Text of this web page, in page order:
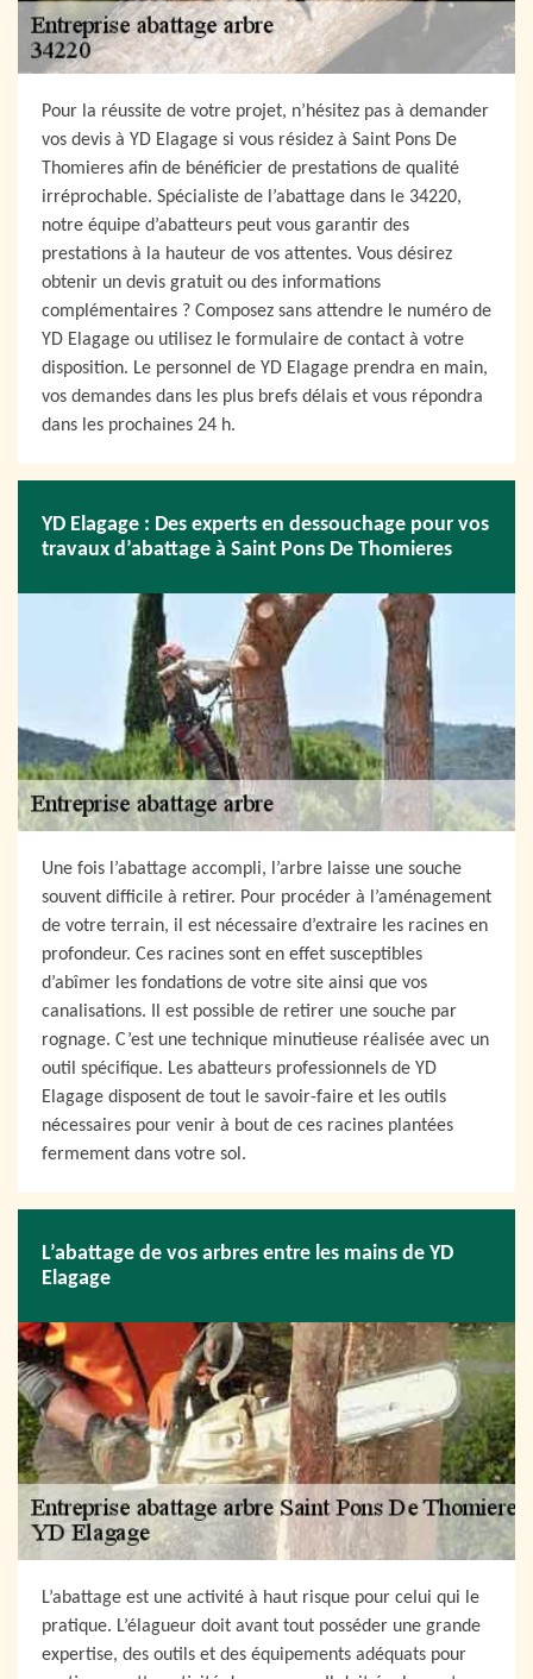
Pour la réussite de votre projet, n’hésitez pas à demander
vos devis à YD Elagage si vous résidez à Saint Pons De
Thomieres afin de bénéficier de prestations de qualité
irréprochable. Spécialiste de l’abattage dans le 34220,
notre équipe d’abatteurs peut vous garantir des
prestations à la hauteur de vos attentes. Vous désirez
obtenir un devis gratuit ou des informations
complémentaires ? Composez sans attendre le numéro de
YD Elagage ou utilisez le formulaire de contact à votre
disposition. Le personnel de YD Elagage prendra en main,
vos demandes dans les plus brefs délais et vous répondra
dans les prochaines 24 h.
YD Elagage : Des experts en dessouchage pour vos
travaux d’abattage à Saint Pons De Thomieres
Une fois l’abattage accompli, l’arbre laisse une souche
souvent difficile à retirer. Pour procéder à l’aménagement
de votre terrain, il est nécessaire d’extraire les racines en
profondeur. Ces racines sont en effet susceptibles
d’abîmer les fondations de votre site ainsi que vos
canalisations. Il est possible de retirer une souche par
rognage. C’est une technique minutieuse réalisée avec un
outil spécifique. Les abatteurs professionnels de YD
Elagage disposent de tout le savoir-faire et les outils
nécessaires pour venir à bout de ces racines plantées
fermement dans votre sol.
L’abattage de vos arbres entre les mains de YD
Elagage
L’abattage est une activité à haut risque pour celui qui le
pratique. L’élagueur doit avant tout posséder une grande
expertise, des outils et des équipements adéquats pour